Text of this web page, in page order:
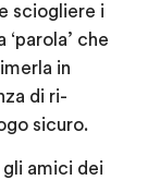
sciogliere i
che
in
di ri-
sicuro.
amici dei